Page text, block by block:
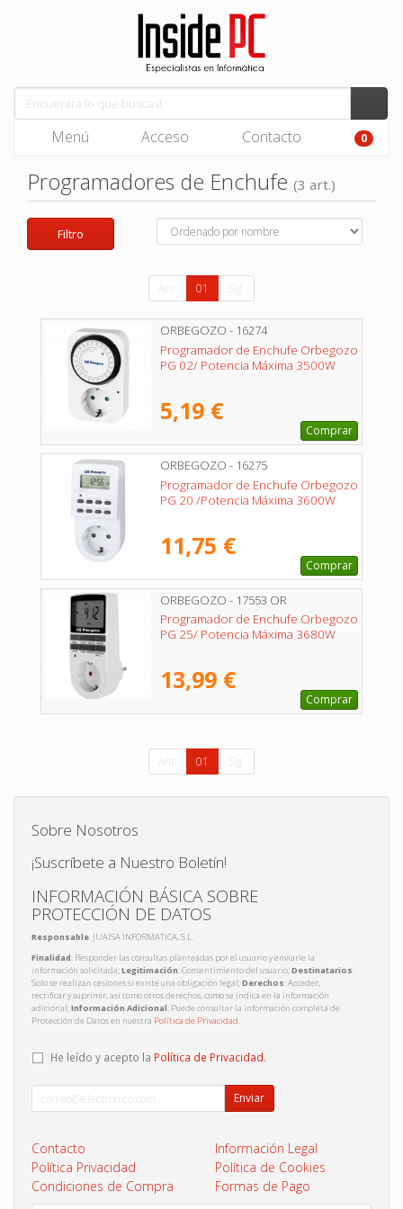
Menú Acceso Contacto 0
Programadores de Enchufe (3 art.)
Filtro
Ant. 01 Sig.
ORBEGOZO - 16274
Programador de Enchufe Orbegozo
PG 02/ Potencia Máxima 3500W
5,19 €
Comprar
ORBEGOZO - 16275
Programador de Enchufe Orbegozo
PG 20 /Potencia Máxima 3600W
11,75 €
Comprar
ORBEGOZO - 17553 OR
Programador de Enchufe Orbegozo
PG 25/ Potencia Máxima 3680W
13,99 €
Comprar
Ant. 01 Sig.
Sobre Nosotros
¡Suscríbete a Nuestro Boletín!
INFORMACIÓN BÁSICA SOBRE
PROTECCIÓN DE DATOS
Responsable: JUAISA INFORMATICA, S.L.
Finalidad: Responder las consultas planteadas por el usuario y enviarle la
información solicitada;Legitimación: Consentimiento del usuario;Destinatarios:
Solo se realizan cesiones si existe una obligación legal;Derechos: Acceder,
rectificar y suprimir, así como otros derechos, como se indica en la información
adicional;Información Adicional: Puede consultar la información completa de
Protección de Datos en nuestra Política de Privacidad.
He leído y acepto la Política de Privacidad.
Enviar
Contacto
Información Legal
Política Privacidad
Política de Cookies
Condiciones de Compra
Formas de Pago